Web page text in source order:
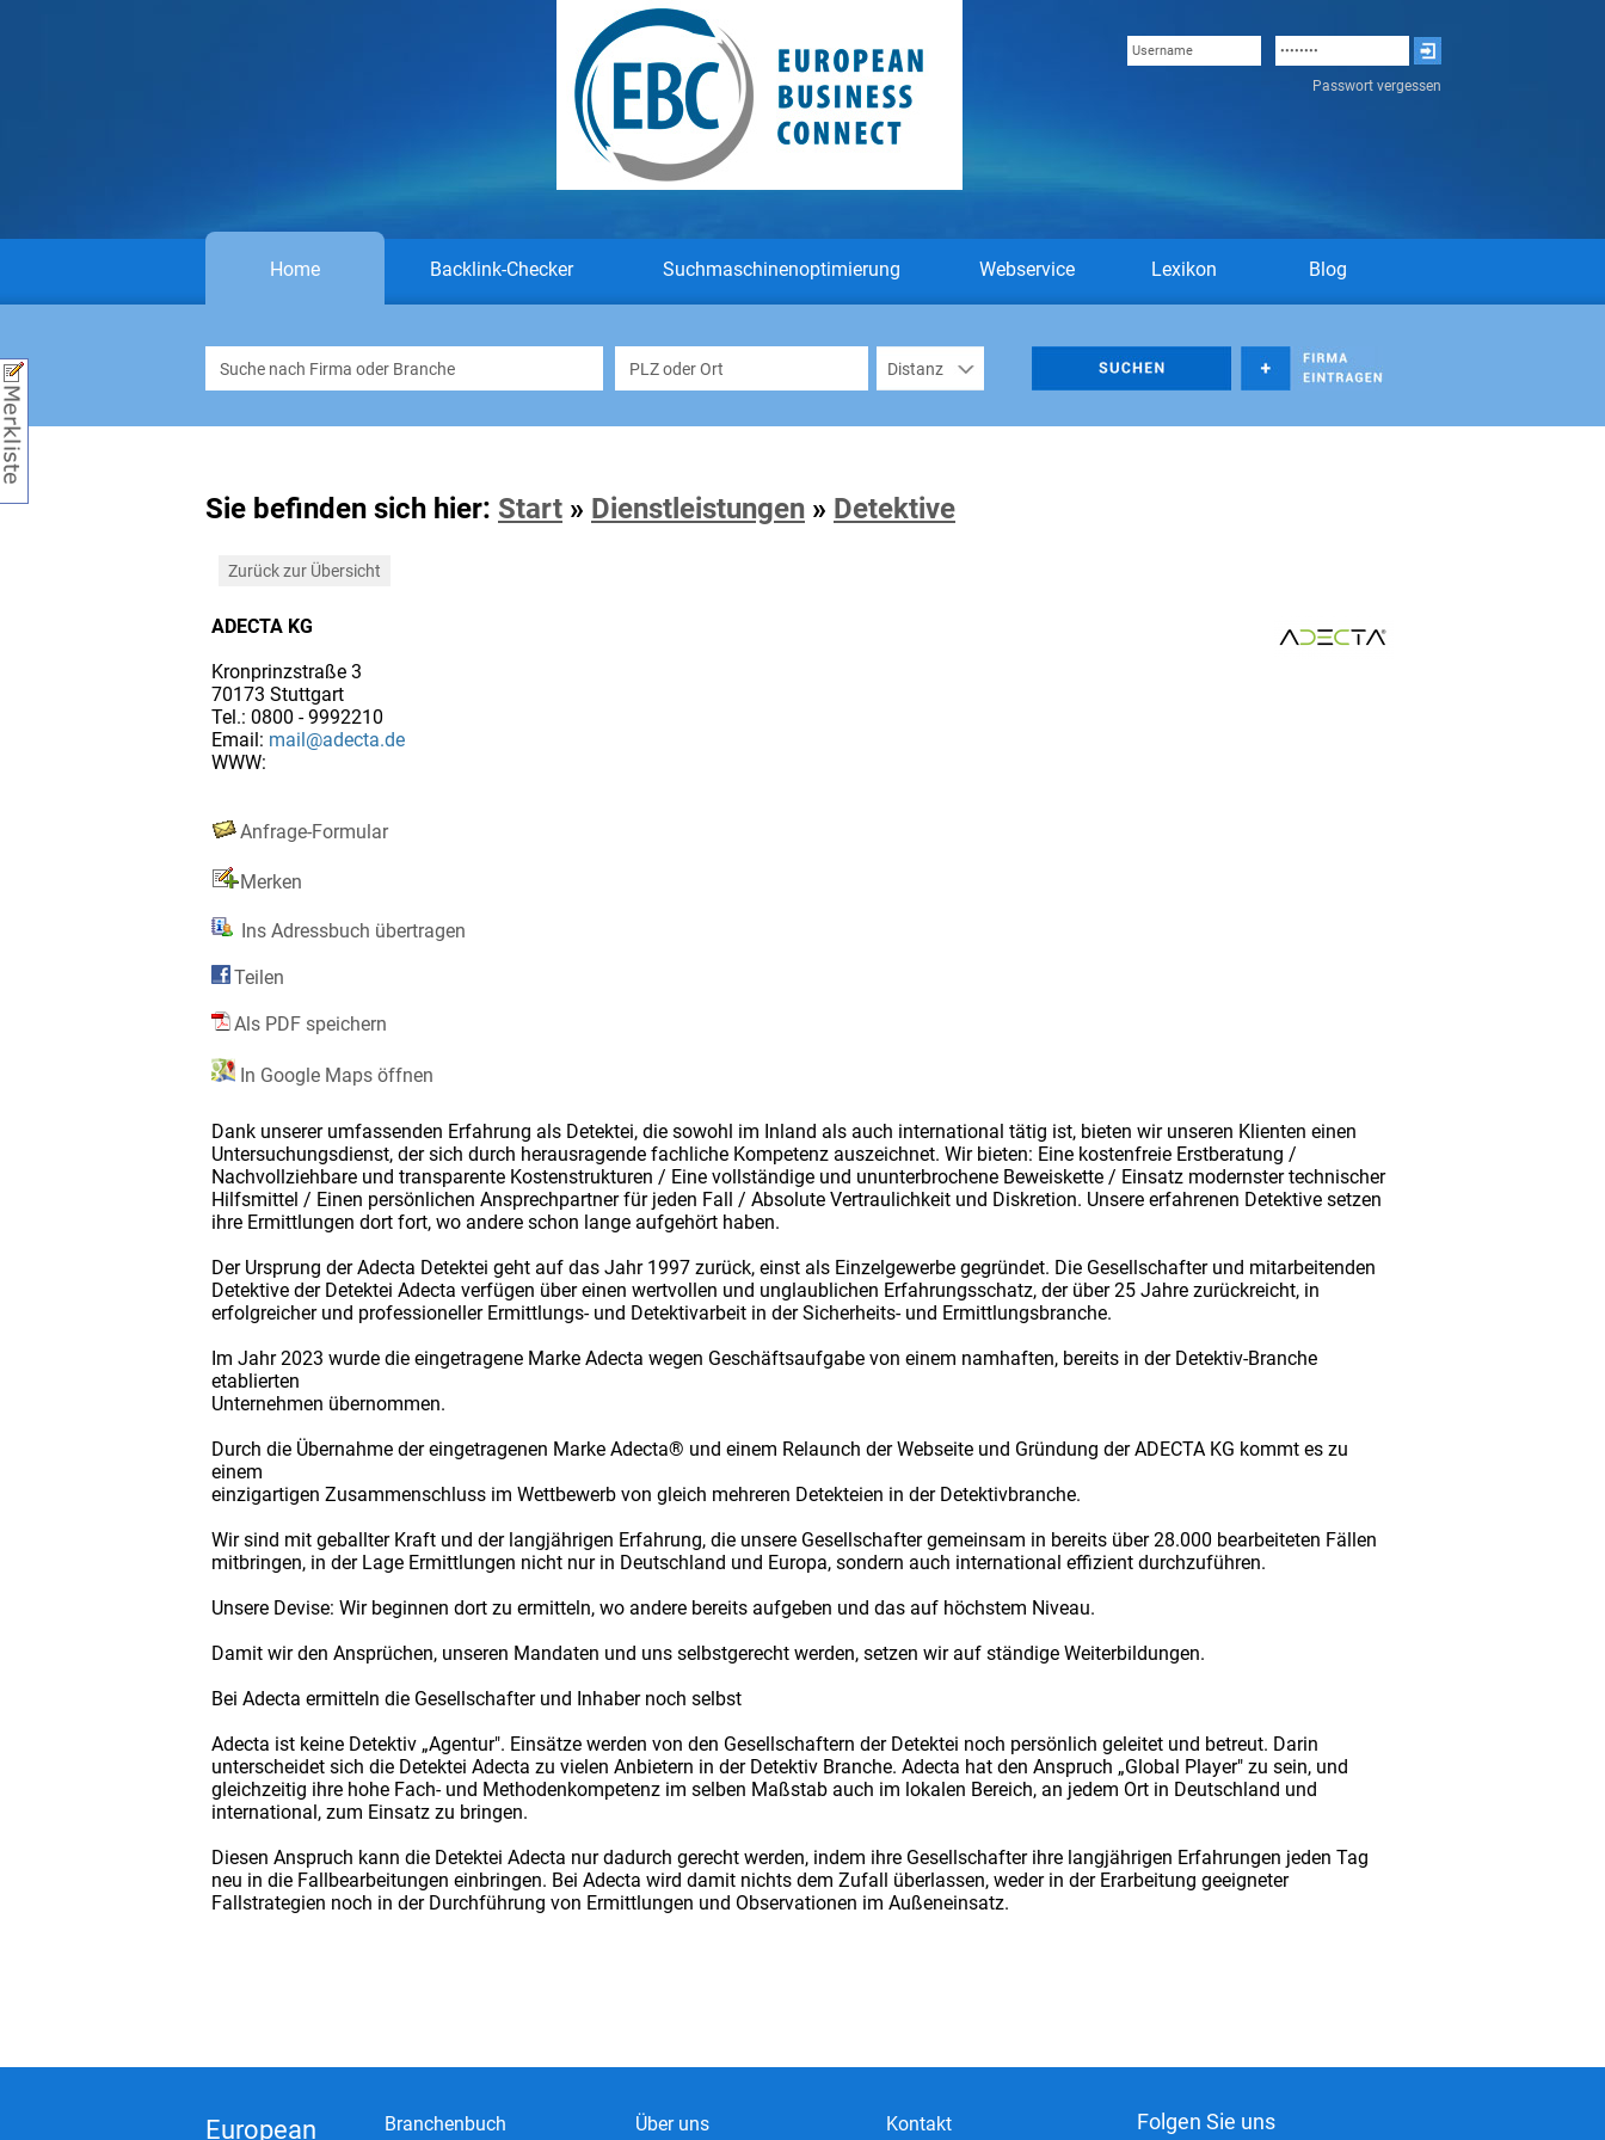
Passwort vergessen
Home Backlink-Checker Suchmaschinenoptimierung Webservice Lexikon Blog
Sie befinden sich hier: Start » Dienstleistungen » Detektive
Zurück zur Übersicht
ADECTA KG
Kronprinzstraße 3
70173 Stuttgart
Tel.: 0800 - 9992210
Email: mail@adecta.de
WWW:
Anfrage-Formular
Merken
Ins Adressbuch übertragen
Teilen
Als PDF speichern
In Google Maps öffnen
Dank unserer umfassenden Erfahrung als Detektei, die sowohl im Inland als auch international tätig ist, bieten wir unseren Klienten einen
Untersuchungsdienst, der sich durch herausragende fachliche Kompetenz auszeichnet. Wir bieten: Eine kostenfreie Erstberatung /
Nachvollziehbare und transparente Kostenstrukturen / Eine vollständige und ununterbrochene Beweiskette / Einsatz modernster technischer
Hilfsmittel / Einen persönlichen Ansprechpartner für jeden Fall / Absolute Vertraulichkeit und Diskretion. Unsere erfahrenen Detektive setzen
ihre Ermittlungen dort fort, wo andere schon lange aufgehört haben.
Der Ursprung der Adecta Detektei geht auf das Jahr 1997 zurück, einst als Einzelgewerbe gegründet. Die Gesellschafter und mitarbeitenden
Detektive der Detektei Adecta verfügen über einen wertvollen und unglaublichen Erfahrungsschatz, der über 25 Jahre zurückreicht, in
erfolgreicher und professioneller Ermittlungs- und Detektivarbeit in der Sicherheits- und Ermittlungsbranche.
Im Jahr 2023 wurde die eingetragene Marke Adecta wegen Geschäftsaufgabe von einem namhaften, bereits in der Detektiv-Branche
etablierten
Unternehmen übernommen.
Durch die Übernahme der eingetragenen Marke Adecta® und einem Relaunch der Webseite und Gründung der ADECTA KG kommt es zu
einem
einzigartigen Zusammenschluss im Wettbewerb von gleich mehreren Detekteien in der Detektivbranche.
Wir sind mit geballter Kraft und der langjährigen Erfahrung, die unsere Gesellschafter gemeinsam in bereits über 28.000 bearbeiteten Fällen
mitbringen, in der Lage Ermittlungen nicht nur in Deutschland und Europa, sondern auch international effizient durchzuführen.
Unsere Devise: Wir beginnen dort zu ermitteln, wo andere bereits aufgeben und das auf höchstem Niveau.
Damit wir den Ansprüchen, unseren Mandaten und uns selbstgerecht werden, setzen wir auf ständige Weiterbildungen.
Bei Adecta ermitteln die Gesellschafter und Inhaber noch selbst
Adecta ist keine Detektiv „Agentur". Einsätze werden von den Gesellschaftern der Detektei noch persönlich geleitet und betreut. Darin
unterscheidet sich die Detektei Adecta zu vielen Anbietern in der Detektiv Branche. Adecta hat den Anspruch „Global Player" zu sein, und
gleichzeitig ihre hohe Fach- und Methodenkompetenz im selben Maßstab auch im lokalen Bereich, an jedem Ort in Deutschland und
international, zum Einsatz zu bringen.
Diesen Anspruch kann die Detektei Adecta nur dadurch gerecht werden, indem ihre Gesellschafter ihre langjährigen Erfahrungen jeden Tag
neu in die Fallbearbeitungen einbringen. Bei Adecta wird damit nichts dem Zufall überlassen, weder in der Erarbeitung geeigneter
Fallstrategien noch in der Durchführung von Ermittlungen und Observationen im Außeneinsatz.
European Branchenbuch Über uns Kontakt Folgen Sie uns